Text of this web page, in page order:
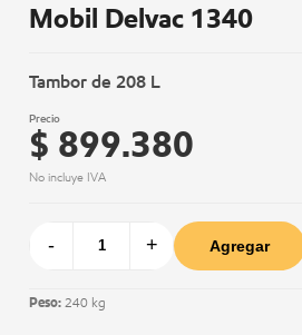
Mobil Delvac 1340
Tambor de 208 L
Precio
$ 899.380
No incluye IVA
- + Agregar
Peso: 240 kg